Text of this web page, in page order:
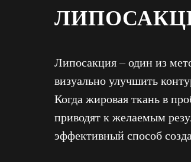
Липосакция – один из
визуально улучшить
Когда жировая ткань в
приводят к желаемым
эффективный способ